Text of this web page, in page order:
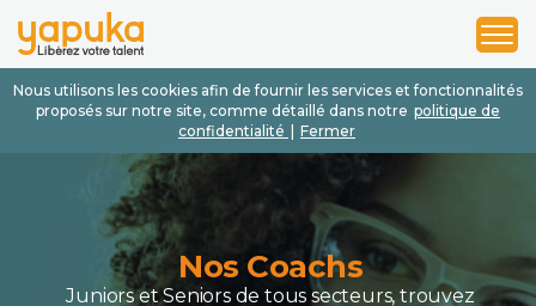
Nous utilisons les cookies afin de fournir les services et fonctionnalités
proposés sur notre site, comme détaillé dans notre politique de
confidentialité
Fermer
1
2
3
Nos Coachs
Juniors et Seniors de tous secteurs, trouvez